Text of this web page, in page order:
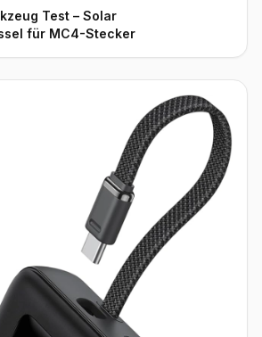
Test – Solar
für MC4-Stecker